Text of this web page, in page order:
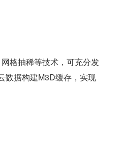
格抽稀等技术，可充分发
数据构建M3D缓存，实现